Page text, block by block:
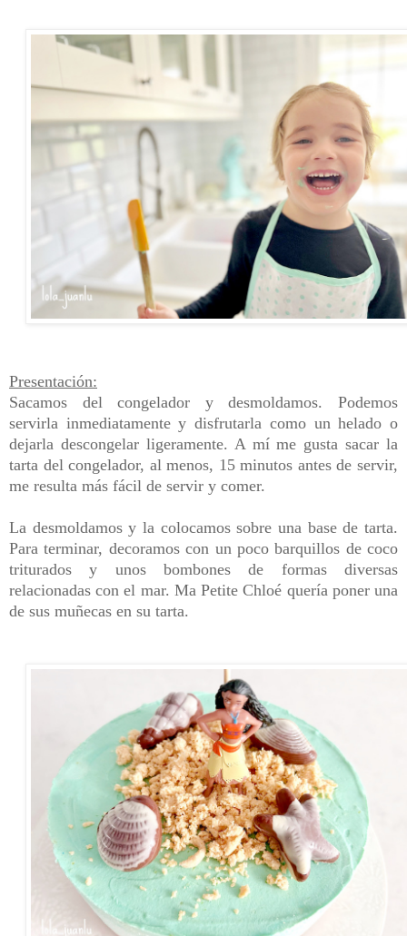
Presentación:
Sacamos del congelador y desmoldamos. Podemos
servirla inmediatamente y disfrutarla como un helado o
dejarla descongelar ligeramente. A mí me gusta sacar la
tarta del congelador, al menos, 15 minutos antes de servir,
me resulta más fácil de servir y comer.
La desmoldamos y la colocamos sobre una base de tarta.
Para terminar, decoramos con un poco barquillos de coco
triturados y unos bombones de formas diversas
relacionadas con el mar. Ma Petite Chloé quería poner una
de sus muñecas en su tarta.